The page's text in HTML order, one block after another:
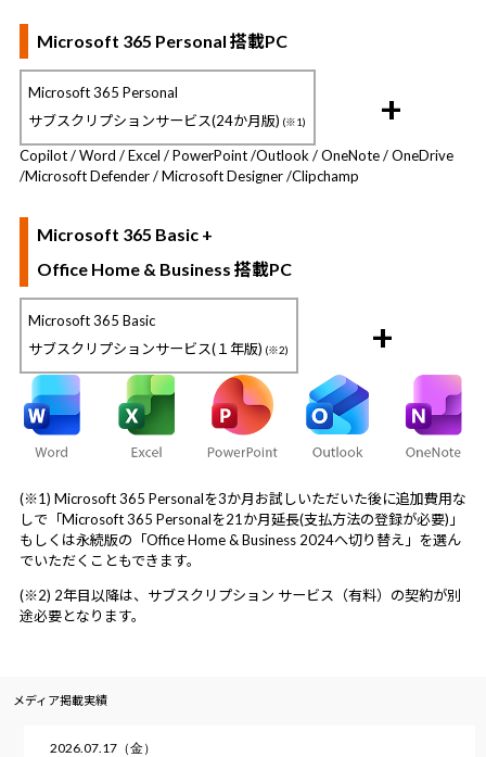
Microsoft 365 Personal 搭載PC
Microsoft 365 Personal
サブスクリプションサービス(24か月版) (※1) +
Copilot / Word / Excel / PowerPoint /Outlook / OneNote / OneDrive
/Microsoft Defender / Microsoft Designer /Clipchamp
Microsoft 365 Basic +
Office Home & Business 搭載PC
Microsoft 365 Basic
サブスクリプションサービス(１年版) (※2) +
(※1) Microsoft 365 Personalを3か月お試しいただいた後に追加費用な
しで「Microsoft 365 Personalを21か月延長(支払方法の登録が必要)」
もしくは永続版の「Office Home & Business 2024へ切り替え」を選ん
でいただくこともできます。
(※2) 2年目以降は、サブスクリプション サービス（有料）の契約が別
途必要となります。
メディア掲載実績
2026.07.17（金）